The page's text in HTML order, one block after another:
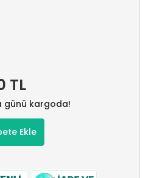
TL
günü kargoda!
Ekle